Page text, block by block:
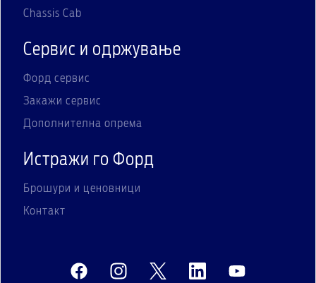
Chassis Cab
Сервис и одржување
Форд сервис
Закажи сервис
Дополнителна опрема
Истражи го Форд
Брошури и ценовници
Контакт